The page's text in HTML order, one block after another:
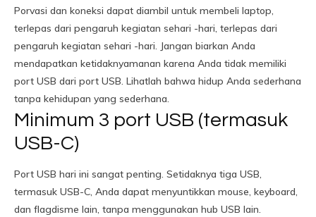
Porvasi dan koneksi dapat diambil untuk membeli laptop,
terlepas dari pengaruh kegiatan sehari -hari, terlepas dari
pengaruh kegiatan sehari -hari. Jangan biarkan Anda
mendapatkan ketidaknyamanan karena Anda tidak memiliki
port USB dari port USB. Lihatlah bahwa hidup Anda sederhana
tanpa kehidupan yang sederhana.
Minimum 3 port USB (termasuk
USB-C)
Port USB hari ini sangat penting. Setidaknya tiga USB,
termasuk USB-C, Anda dapat menyuntikkan mouse, keyboard,
dan flagdisme lain, tanpa menggunakan hub USB lain.